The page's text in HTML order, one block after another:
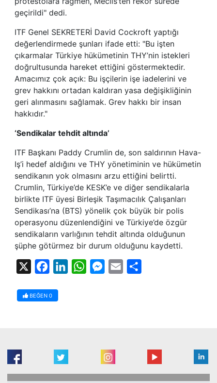
geçirildi" dedi.
ITF Genel SEKRETERİ David Cockroft yaptığı
değerlendirmede şunları ifade etti: "Bu işten
çıkarmalar Türkiye hükümetinin THY’nin istekleri
doğrultusunda hareket ettiğini göstermektedir.
Amacımız çok açık: Bu işçilerin işe iadelerini ve
grev hakkını ortadan kaldıran yasa değişikliğinin
geri alınmasını sağlamak. Grev hakkı bir insan
hakkıdır."
‘Sendikalar tehdit altında’
ITF Başkanı Paddy Crumlin de, son saldırının Hava-
Iş’i hedef aldığını ve THY yönetiminin ve hükümetin
sendikanın yok olmasını arzu ettiğini belirtti.
Crumlin, Türkiye’de KESK’e ve diğer sendikalarla
birlikte ITF üyesi Birleşik Taşımacılık Çalışanları
Sendikası’na (BTS) yönelik çok büyük bir polis
operasyonu düzenlendiğini ve Türkiye’de özgür
sendikaların varlığının tehdit altında olduğunun
şüphe götürmez bir durum olduğunu kaydetti.
FacebookLinkedInWhatsAppMessenger
Email
BEĞEN 0